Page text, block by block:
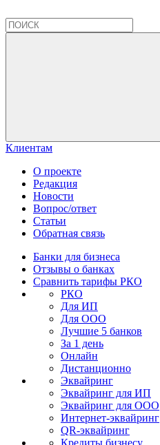
Клиентам
О проекте
Редакция
Новости
Вопрос/ответ
Статьи
Обратная связь
Банки для бизнеса
Отзывы о банках
Сравнить тарифы РКО
РКО
Для ИП
Для ООО
Лучшие 5 банков
За 1 день
Онлайн
Дистанционно
Эквайринг
Эквайринг для ИП
Эквайринг для ООО
Интернет-эквайринг
QR-эквайринг
Кредиты бизнесу